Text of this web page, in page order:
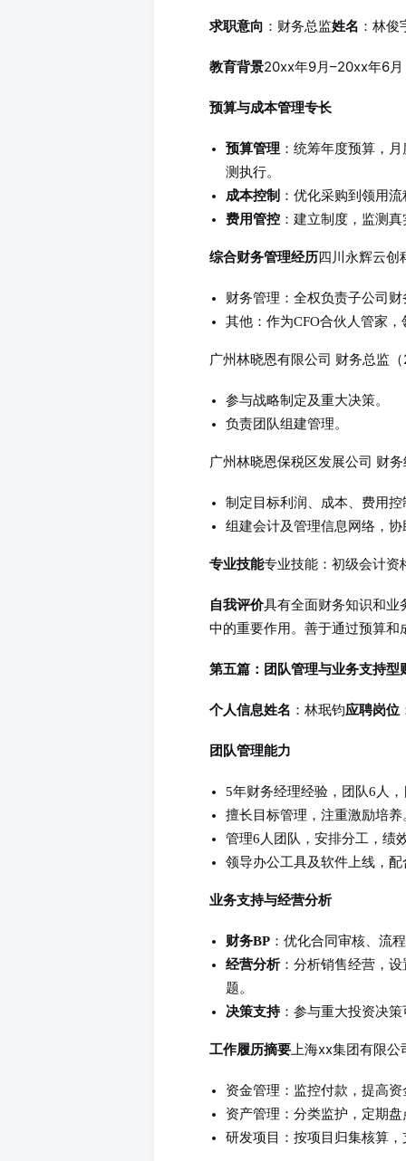
求职意向 ：财务总监姓名 ：林俊
教育背景20xx年9月–20xx年6
预算与成本管理专长
预算管理 ：统筹年度预算，
测执行。
成本控制 ：优化采购到领用
费用管控 ：建立制度，监测
综合财务管理经历四川永辉云创
财务管理：全权负责子公司
其他：作为CFO合伙人管家
广州林晓恩有限公司 财务总监
参与战略制定及重大决策。
负责团队组建管理。
广州林晓恩保税区发展公司 财
制定目标利润、成本、费用
组建会计及管理信息网络，
专业技能专业技能：初级会计资
自我评价具有全面财务知识和业
中的重要作用。善于通过预算
第五篇：团队管理与业务支持型
个人信息姓名 ：林珉钧应聘岗位
团队管理能力
5年财务经理经验，团队6人
擅长目标管理，注重激励培养
管理6人团队，安排分工，绩
领导办公工具及软件上线，
业务支持与经营分析
财务BP ：优化合同审核、流
经营分析：分析销售经营，
题。
决策支持：参与重大投资决
工作履历摘要上海xx集团有限公
资金管理：监控付款，提高
资产管理：分类监护，定期盘
研发项目：按项目归集核算